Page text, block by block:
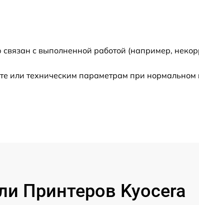
60 мин
60 мин
с выполненной работой (например,
или техническим параметрам при нормальном
Принтеров Kyocera